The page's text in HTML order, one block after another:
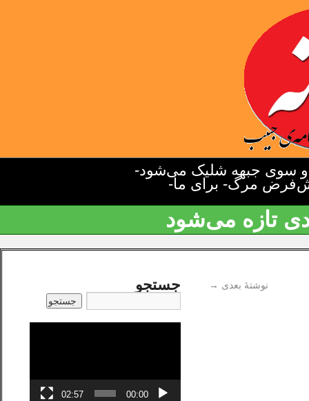
سوی جبهه شلیک می‌شود-
مرگ- برای ما-
تازه می‌شود
نوشتهٔ بعدی → جستجو
00:00
02:57